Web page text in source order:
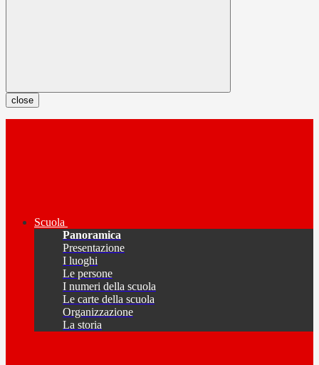
close
Scuola
Panoramica
Presentazione
I luoghi
Le persone
I numeri della scuola
Le carte della scuola
Organizzazione
La storia